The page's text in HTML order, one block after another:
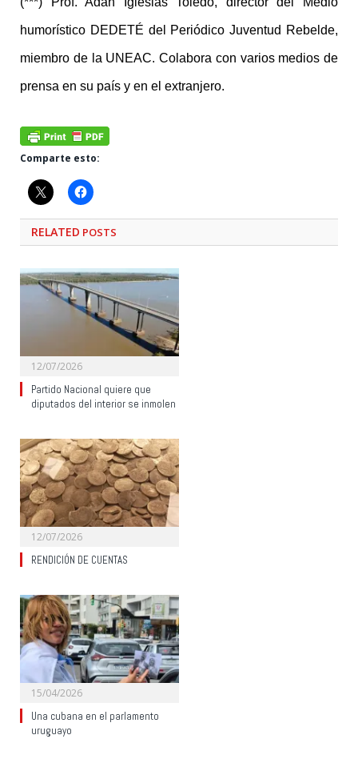
humorístico DEDETÉ del Periódico Juventud Rebelde,
miembro de la UNEAC. Colabora con varios medios de
prensa en su país y en el extranjero.
Comparte esto:
RELATED POSTS
12/07/2026
Partido Nacional quiere que
diputados del interior se inmolen
12/07/2026
RENDICIÓN DE CUENTAS
15/04/2026
Una cubana en el parlamento
uruguayo